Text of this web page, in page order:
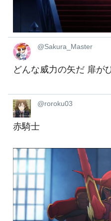
@Sakura_Master
どんな威力の矢だ 扉が
@roroku03
赤騎士